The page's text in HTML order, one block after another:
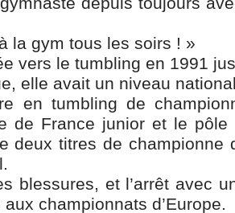
la gym tous les soirs ! »
vers le tumbling en 1991
elle avait un niveau
en tumbling de
de France junior et le
deux titres de championne
blessures, et l’arrêt avec
championnats d’Europe.